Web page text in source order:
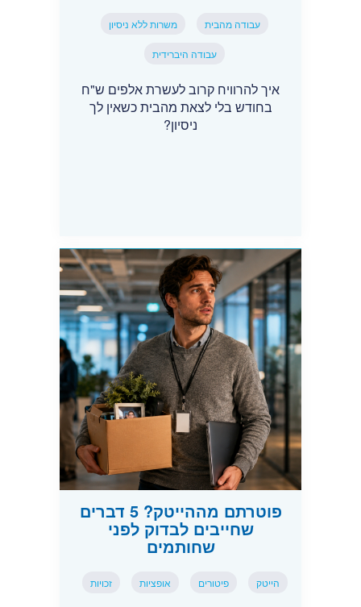
עבודה מהבית משרות ללא ניסיון
עבודה היברידית
איך להרוויח קרוב לעשרת אלפים ש"ח
בחודש בלי לצאת מהבית כשאין לך
ניסיון?
פוטרתם מההייטק? 5 דברים
שחייבים לבדוק לפני
שחותמים
הייטק פיטורים אופציות זכויות